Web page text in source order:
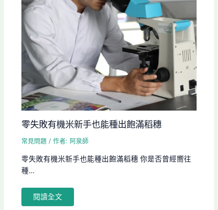
零失敗有機米新手也能種出飽滿稻穗
常見問題 / 作者: 阿泉師
零失敗有機米新手也能種出飽滿稻穗 你是否曾經嚮往
種...
閱讀全文